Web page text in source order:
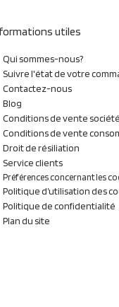
utiles
Qui sommes-nous?
Suivre l'état de votre
Contactez-nous
Blog
Conditions de vente
Conditions de vente
Droit de résiliation
Service clients
Préférences concernant les
Politique d’utilisation des
Politique de confidentialité
Plan du site